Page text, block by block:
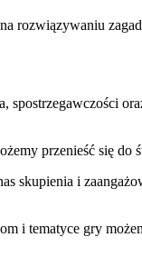
rozwiązywaniu
przenieść się
skupienia i
i tematyce gry